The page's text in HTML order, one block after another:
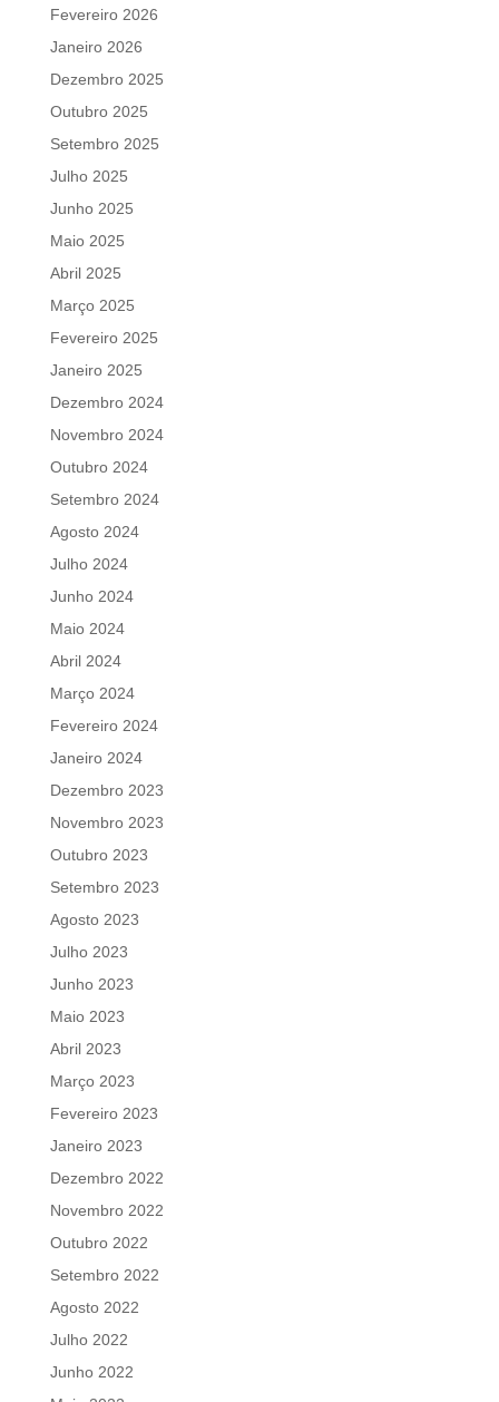
Fevereiro 2026
Janeiro 2026
Dezembro 2025
Outubro 2025
Setembro 2025
Julho 2025
Junho 2025
Maio 2025
Abril 2025
Março 2025
Fevereiro 2025
Janeiro 2025
Dezembro 2024
Novembro 2024
Outubro 2024
Setembro 2024
Agosto 2024
Julho 2024
Junho 2024
Maio 2024
Abril 2024
Março 2024
Fevereiro 2024
Janeiro 2024
Dezembro 2023
Novembro 2023
Outubro 2023
Setembro 2023
Agosto 2023
Julho 2023
Junho 2023
Maio 2023
Abril 2023
Março 2023
Fevereiro 2023
Janeiro 2023
Dezembro 2022
Novembro 2022
Outubro 2022
Setembro 2022
Agosto 2022
Julho 2022
Junho 2022